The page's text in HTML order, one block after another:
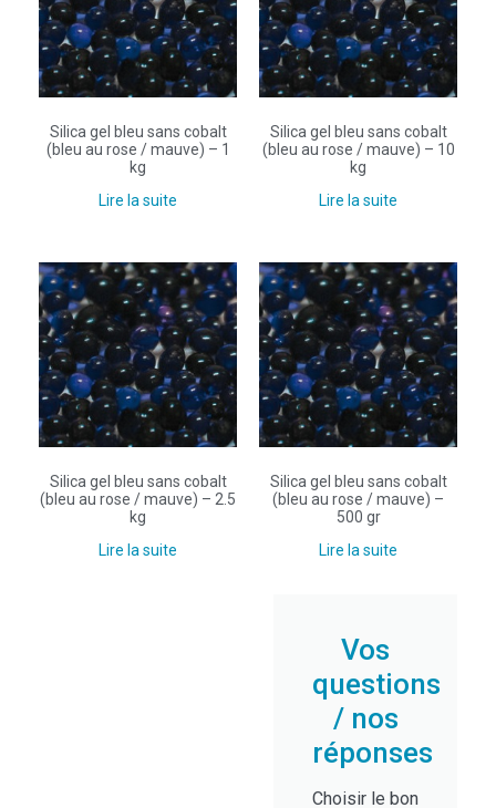
Silica gel bleu sans cobalt
(bleu au rose / mauve) – 1
kg
Lire la suite
Silica gel bleu sans cobalt
(bleu au rose / mauve) – 10
kg
Lire la suite
Silica gel bleu sans cobalt
(bleu au rose / mauve) – 2.5
kg
Lire la suite
Silica gel bleu sans cobalt
(bleu au rose / mauve) –
500 gr
Lire la suite
Vos
questions
/ nos
réponses
Choisir le bon